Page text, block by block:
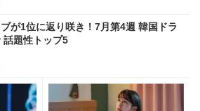
が1位に返り咲き！7月第4週 韓国ドラ
話題性トップ5